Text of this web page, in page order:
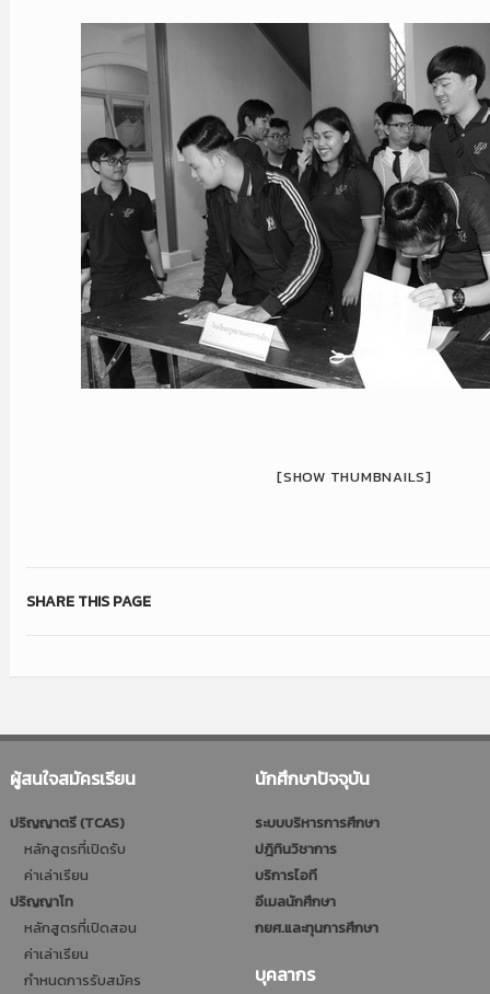
[SHOW THUMBNAILS]
SHARE THIS PAGE
ผู้สนใจสมัครเรียน
ปริญญาตรี (TCAS)
หลักสูตรที่เปิดรับ
ค่าเล่าเรียน
ปริญญาโท
หลักสูตรที่เปิดสอน
ค่าเล่าเรียน
กำหนดการรับสมัคร
นักศึกษาปัจจุบัน
ระบบบริหารการศึกษา
ปฎิทินวิชาการ
บริการไอที
อีเมลนักศึกษา
กยศ.และทุนการศึกษา
บุคลากร